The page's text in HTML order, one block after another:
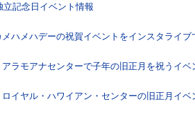
記念日イベント情報
ハメハデーの祝賀イベントをインスタライブ
ラモアナセンターで子年の旧正月を祝うイベ
イヤル・ハワイアン・センターの旧正月イベ